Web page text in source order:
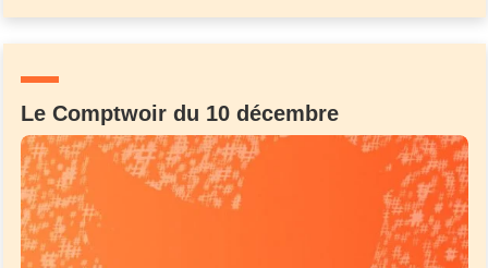
Le Comptwoir du 10 décembre